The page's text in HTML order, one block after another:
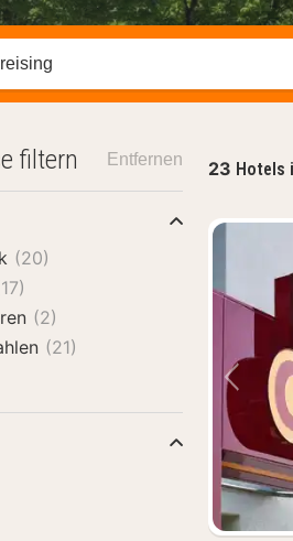
Hotel suchen
23 Hotels
filtern Entfernen
(20)
(2)
(21)